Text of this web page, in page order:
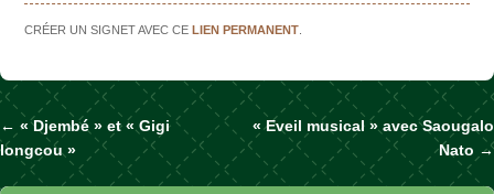
CRÉER UN SIGNET AVEC CELIEN PERMANENT
Naviguer dans les articles
← « Djembé » et « Gigi
longcou »
« Eveil musical » avec Saougalo
Nato →